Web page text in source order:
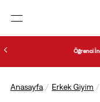
Öğrenci
Anasayfa Erkek Giyim